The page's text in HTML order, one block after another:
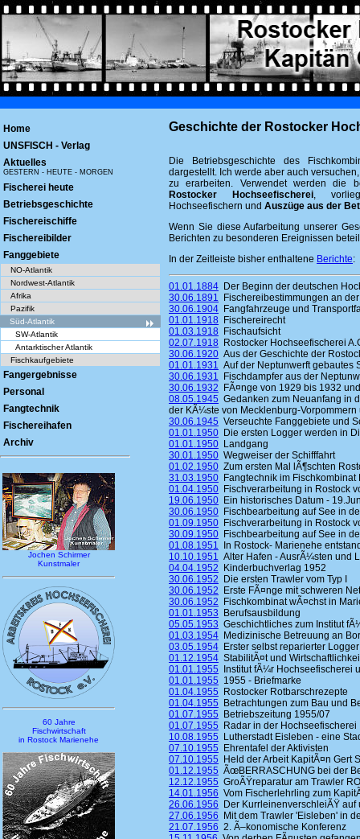
Home
UNSFISCH - Verlag
Aktuelles
GESTERN - HEUTE - MORGEN
Fischerei heute
Betriebsgeschichte
Fischereischiffe
Fischereibilder
Fanggebiete
NO-Atlantik
Nordwest-Atlantik
Afrika
Pazifik
Süd-Atlantik
SW-Atlantik
Antarktischer Atlantik
Fischkaufgebiete
Fangergebnisse
Personal
Fangtechnik
Fischereihafen
Archiv
Jochen Schirmer
Kunstmaler
60 Jahre
Fischwirtschaft
in Rostock Marienehe
Geschichte der Rostocker
Die Betriebsgeschichte des
dargestellt. Ich werde aber auch
zu erarbeiten. Verwendet werden die
Rostocker Hochseefischerei,
Hochseefischern und Auszüge aus der
Wenn Sie diese Aufarbeitung unserer
Berichten zu besonderen Ereignissen
In der Zeitleiste bisher enthaltene Berichte:
01.01.1884 Der Beginn der deutschen
30.06.1891 Fischereibestimmungen an
30.06.1904 Fangfahrzeuge und
01.01.1918 Fischereirecht
01.03.1918 Fischaufsicht
02.07.1918 Rostocker Hochseefischerei
30.06.1920 Aus der Geschichte der
01.01.1931 Auf der Neptunwerft gebautes
30.06.1931 Fischdampfer aus der
30.06.1932 FÃ¤nge von 1929 bis 1932
08.05.1945 Gedanken zum Neuanfang in
der KÃ¼ste von Mecklenburg-
30.06.1945 Verseuchte Fanggebiete und
01.01.1950 Die ersten Logger werden in
01.01.1950 Landgang
30.01.1950 Wegweiser der Schifffahrt
01.02.1950 Zum ersten Mal lÃ¶schten
31.03.1950 Fangtechnik im Fischkombinat
01.04.1950 Fischverarbeitung in Rostock
19.06.1950 Ein historisches Datum -
30.06.1950 Fischbearbeitung auf See in
01.09.1950 Fischverarbeitung in Rostock
30.09.1950 Fischbearbeitung auf See in
01.08.1951 In Rostock- Marienehe
10.10.1951 Alter Hafen - AusrÃ¼sten und
04.04.1952 Kinderbuchverlag 1952
30.06.1952 Die ersten Trawler vom Typ I
30.06.1952 Erste FÃ¤nge mit schweren
30.06.1952 Fischkombinat wÃ¤chst in
01.01.1953 Berufsausbildung
05.05.1953 Geschichtliches zum Institut
01.03.1954 Medizinische Betreuung an
03.05.1954 Erster selbst reparierter Logger
01.12.1954 StabilitÃ¤t und
01.01.1955 Institut fÃ¼r Hochseefischerei
01.01.1955 1955 - Briefmarke
01.04.1955 Rostocker Rotbarschrezepte
01.04.1955 Betrachtungen zum Bau und
01.07.1955 Betriebszeitung 1955/07
01.07.1955 Radar in der Hochseefischerei
10.08.1955 Lutherstadt Eisleben - eine
07.10.1955 Ehrentafel der Aktivisten
07.10.1955 Held der Arbeit KapitÃ¤n Gert
01.12.1955 ÃœBERRASCHUNG bei der
12.12.1955 GroÃŸreparatur am Trawler
14.01.1956 Vom Fischerlehrling zum
26.06.1956 Der KurrleinenverschleiÃŸ auf
27.06.1956 Mit dem Trawler 'Eisleben' in
21.07.1956 2. Ã–konomische Konferenz